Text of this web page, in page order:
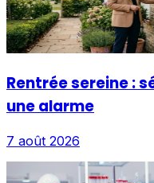
Rentrée sereine :
une alarme
7 août 2026